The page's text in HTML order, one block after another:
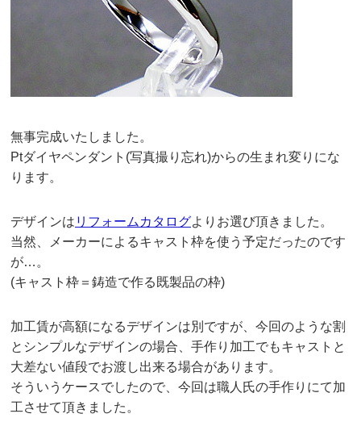
無事完成いたしました。
Ptダイヤペンダント(写真撮り忘れ)からの生まれ変りにな
ります。
デザインは リフォームカタログよりお選び頂きました。
当然、メーカーによるキャスト枠を使う予定だったのです
が…。
(キャスト枠＝鋳造で作る既製品の枠)
加工賃が高額になるデザインは別ですが、今回のような割
とシンプルなデザインの場合、手作り加工でもキャストと
大差ない値段でお渡し出来る場合があります。
そういうケースでしたので、今回は職人氏の手作りにて加
工させて頂きました。